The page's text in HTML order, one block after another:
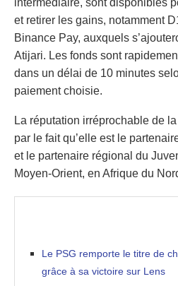
et retirer les gains, notamment
Binance Pay, auxquels
Atijari. Les fonds sont
dans un délai de 10 minutes
paiement choisie.
La réputation irréprochable de
par le fait qu’elle est le
et le partenaire régional du
Moyen-Orient, en Afrique du
Le PSG remporte le titre de
grâce à sa victoire sur Lens